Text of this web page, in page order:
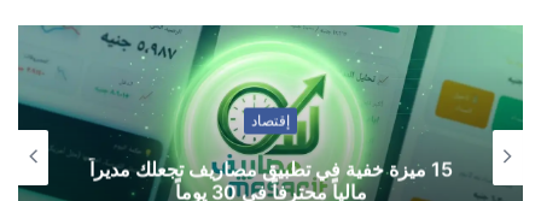
إقتصاد
15 ميزة خفية في تطبيق مصاريف تجعلك مديراً
مالياً محترفاً في 30 يوماً